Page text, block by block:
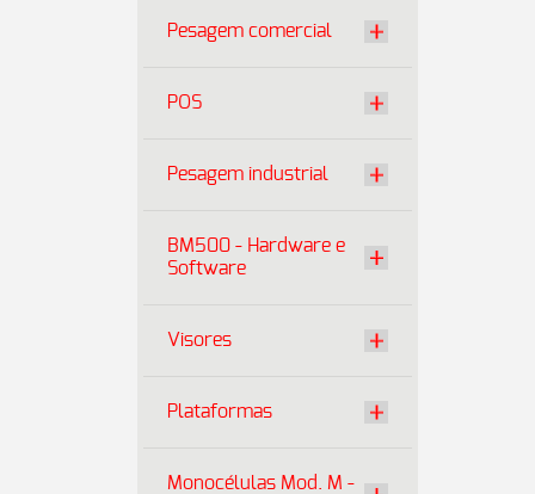
Pesagem comercial
POS
Pesagem industrial
BM500 - Hardware e
Software
Visores
Plataformas
Monocélulas Mod. M -